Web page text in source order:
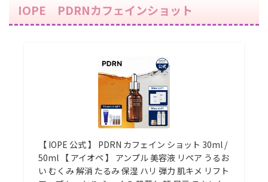
IOPE PDRNカフェインショット
【 IOPE 公式 】 PDRN カフェイン ショット 30ml /
50ml 【 アイオペ 】 アンプル 美容液 リペア うるお
い むくみ 解消 たるみ 保湿 ハリ 弾力 肌キメ リフト